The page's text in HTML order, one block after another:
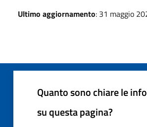
Ultimo aggiornamento: 31 maggio
Quanto sono chiare le
su questa pagina?